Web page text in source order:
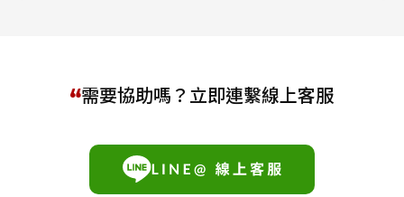
需要協助嗎？立即連繫線上客服